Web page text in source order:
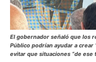
El gobernador señaló que los
Público podrían ayudar a crear
evitar que situaciones “de ese